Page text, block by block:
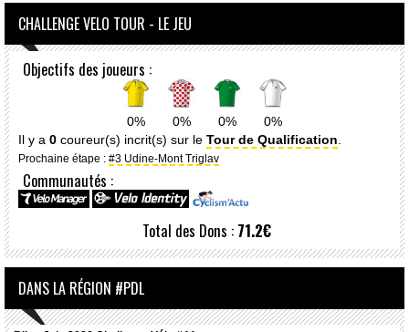
CHALLENGE VELO TOUR - LE JEU
Objectifs des joueurs :
0% 0% 0%
0%
Il y a 0 coureur(s) incrit(s) sur le Tour de Qualification.
Prochaine étape : #3 Udine-Mont Triglav
Communautés :
Total des Dons : 71.2€
DANS LA RÉGION #PDL